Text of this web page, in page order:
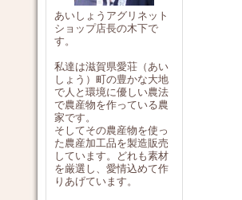
あいしょうアグリネット
ショップ店長の木下で
す。
私達は滋賀県愛荘（あい
しょう）町の豊かな大地
で人と環境に優しい農法
で農産物を作っている農
家です。
そしてその農産物を使っ
た農産加工品を製造販売
しています。どれも素材
を厳選し、愛情込めて作
りあげています。